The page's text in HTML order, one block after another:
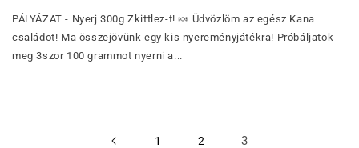
PÁLYÁZAT - Nyerj 300g Zkittlez-t! 🍬 Üdvözlöm az egész Kana
családot! Ma összejövünk egy kis nyereményjátékra! Próbáljatok
meg 3szor 100 grammot nyerni a...
1 2 3